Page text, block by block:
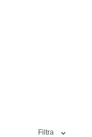
Filtra